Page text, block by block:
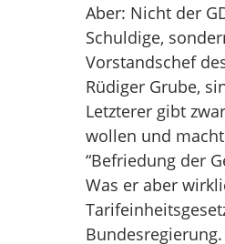
Aber: Nicht der
Schuldige,
Vorstandschef
Rüdiger Grube,
Letzterer gibt
wollen und
“Befriedung der
Was er aber